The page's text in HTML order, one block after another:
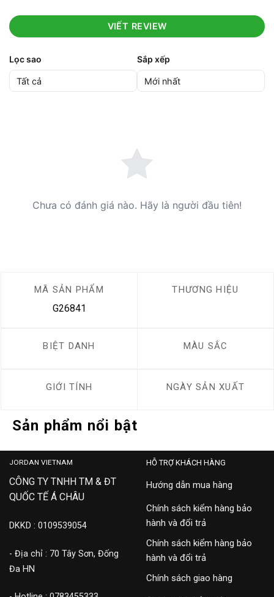
VIẾT REVIEW
Lọc sao Sắp xếp
Chưa có đánh giá nào. Hãy là người đầu tiên!
MÃ SẢN PHẨM
G26841
THƯƠNG HIỆU
BIỆT DANH MÀU SẮC
GIỚI TÍNH NGÀY SẢN XUẤT
Sản phẩm nổi bật
JORDAN VIETNAM
CÔNG TY TNHH TM & ĐT
QUỐC TẾ Á CHÂU
DKKD : 0109539054
- Địa chỉ : 70 Tây Sơn, Đống
Đa HN
HỖ TRỢ KHÁCH HÀNG
Hướng dẫn mua hàng
Chính sách kiểm hàng bảo
hành và đổi trả
Chính sách kiểm hàng bảo
hành và đổi trả
Chính sách giao hàng